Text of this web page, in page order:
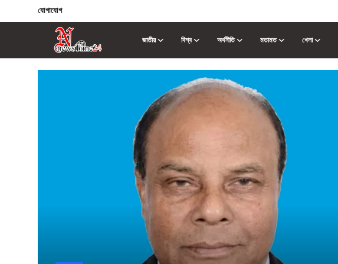
যোগাযোগ
জাতীয় বিশ্ব অর্থনীতি মতামত খেলা